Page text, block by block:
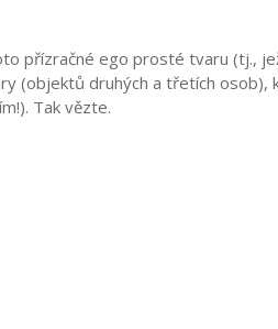
přízračné ego prosté tvaru (tj.,
(objektů druhých a třetích osob),
Tak vězte.